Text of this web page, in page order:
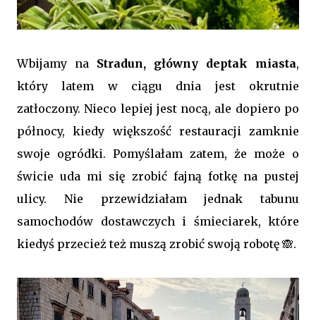
Wbijamy na Stradun, główny deptak miasta,
który latem w ciągu dnia jest okrutnie
zatłoczony. Nieco lepiej jest nocą, ale dopiero po
północy, kiedy większość restauracji zamknie
swoje ogródki. Pomyślałam zatem, że może o
świcie uda mi się zrobić fajną fotkę na pustej
ulicy. Nie przewidziałam jednak tabunu
samochodów dostawczych i śmieciarek, które
kiedyś przecież też muszą zrobić swoją robotę 🙈.